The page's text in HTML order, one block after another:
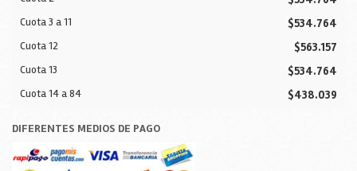
Cuota 3 a 11 $534.764
Cuota 12 $563.157
Cuota 13 $534.764
Cuota 14 a 84 $438.039
DIFERENTES MEDIOS DE PAGO